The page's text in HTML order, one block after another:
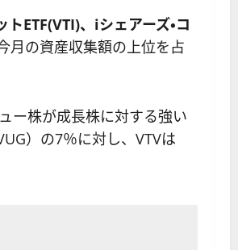
ETF(VTI)、iシェアーズ・コ
月の資産収集額の上位を占
ー株が成長株に対する強い
）の7％に対し、VTVは